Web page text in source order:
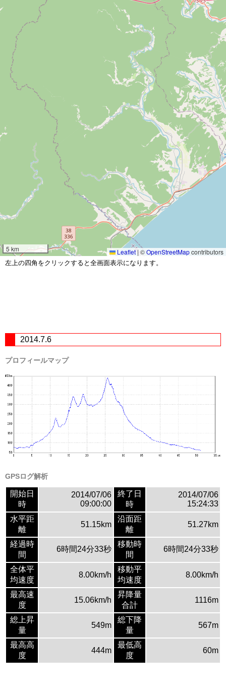
5 km Leaflet |©OpenStreetMapcontributors
左上の四角をクリックすると全画面表示になります。
2014.7.6
プロフィールマップ
GPSログ解析
開始日
時
2014/07/06
09:00:00
終了日
時
2014/07/06
15:24:33
水平距
離
51.15km
沿面距
離
51.27km
経過時
間
6時間24分33秒
移動時
間
6時間24分33秒
全体平
均速度
8.00km/h
移動平
均速度
8.00km/h
最高速
度
15.06km/h
昇降量
合計
1116m
総上昇
量
549m
総下降
量
567m
最高高
度
444m
最低高
度
60m